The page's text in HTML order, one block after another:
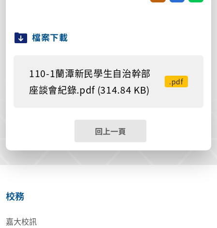
檔案下載
110-1蘭潭新民學生自治幹部
座談會紀錄.pdf (314.84 KB)
.pdf
回上一頁
校務
嘉大校訊